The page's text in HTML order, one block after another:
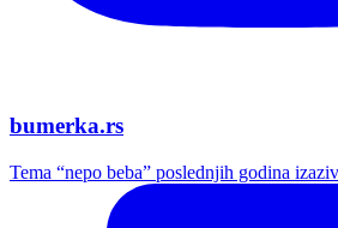
bumerka.rs
Tema “nepo beba” poslednjih godina